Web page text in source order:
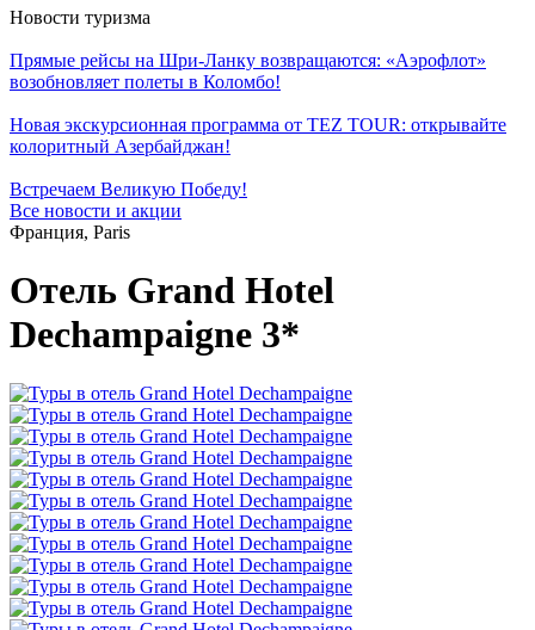
Новости туризма
Прямые рейсы на Шри-Ланку возвращаются: «Аэрофлот»
возобновляет полеты в Коломбо!
Новая экскурсионная программа от TEZ TOUR: открывайте
колоритный Азербайджан!
Встречаем Великую Победу!
Все новости и акции
Франция, Paris
Отель Grand Hotel
Dechampaigne 3*